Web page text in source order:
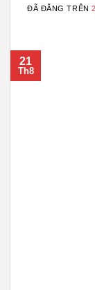
ĐÃ ĐĂNG TRÊN
21
Th8